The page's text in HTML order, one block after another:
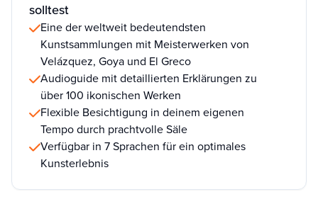
solltest
Eine der weltweit bedeutendsten
Kunstsammlungen mit Meisterwerken von
Velázquez, Goya und El Greco
Audioguide mit detaillierten Erklärungen zu
über 100 ikonischen Werken
Flexible Besichtigung in deinem eigenen
Tempo durch prachtvolle Säle
Verfügbar in 7 Sprachen für ein optimales
Kunsterlebnis